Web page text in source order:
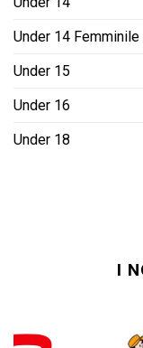
Under 14 Femminile
Under 15
Under 16
Under 18
I